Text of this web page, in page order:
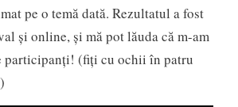
pe o temă dată. Rezultatul a fost
și online, și mă pot lăuda că m-am
participanți! (fiți cu ochii în patru